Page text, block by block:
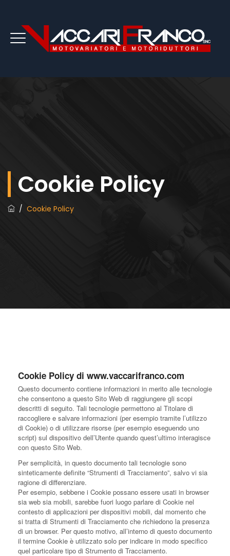
Cookie Policy
/ Cookie Policy
Cookie Policy di www.vaccarifranco.com
Questo documento contiene informazioni in merito alle tecnologie
che consentono a questo Sito Web di raggiungere gli scopi
descritti di seguito. Tali tecnologie permettono al Titolare di
raccogliere e salvare informazioni (per esempio tramite l’utilizzo
di Cookie) o di utilizzare risorse (per esempio eseguendo uno
script) sul dispositivo dell’Utente quando quest’ultimo interagisce
con questo Sito Web.
Per semplicità, in questo documento tali tecnologie sono
sinteticamente definite “Strumenti di Tracciamento”, salvo vi sia
ragione di differenziare.
Per esempio, sebbene i Cookie possano essere usati in browser
sia web sia mobili, sarebbe fuori luogo parlare di Cookie nel
contesto di applicazioni per dispositivi mobili, dal momento che
si tratta di Strumenti di Tracciamento che richiedono la presenza
di un browser. Per questo motivo, all’interno di questo documento
il termine Cookie è utilizzato solo per indicare in modo specifico
quel particolare tipo di Strumento di Tracciamento.